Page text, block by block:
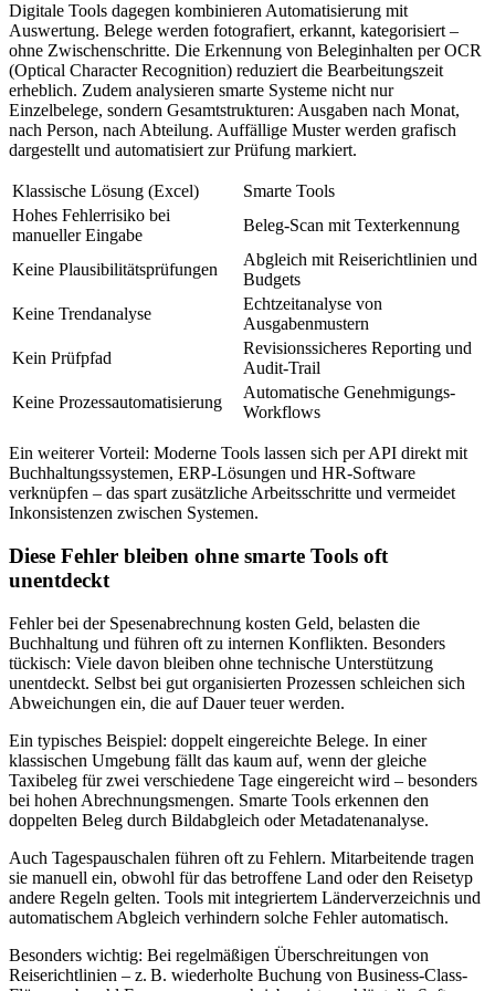
Digitale Tools dagegen kombinieren Automatisierung mit
Auswertung. Belege werden fotografiert, erkannt, kategorisiert –
ohne Zwischenschritte. Die Erkennung von Beleginhalten per OCR
(Optical Character Recognition) reduziert die Bearbeitungszeit
erheblich. Zudem analysieren smarte Systeme nicht nur
Einzelbelege, sondern Gesamtstrukturen: Ausgaben nach Monat,
nach Person, nach Abteilung. Auffällige Muster werden grafisch
dargestellt und automatisiert zur Prüfung markiert.
Klassische Lösung (Excel)
Smarte Tools
Hohes Fehlerrisiko bei
manueller Eingabe
Beleg-Scan mit Texterkennung
Keine Plausibilitätsprüfungen
Abgleich mit Reiserichtlinien und
Budgets
Keine Trendanalyse
Echtzeitanalyse von
Ausgabenmustern
Kein Prüfpfad
Revisionssicheres Reporting und
Audit-Trail
Keine Prozessautomatisierung
Automatische Genehmigungs-
Workflows
Ein weiterer Vorteil: Moderne Tools lassen sich per API direkt mit
Buchhaltungssystemen, ERP-Lösungen und HR-Software
verknüpfen – das spart zusätzliche Arbeitsschritte und vermeidet
Inkonsistenzen zwischen Systemen.
Diese Fehler bleiben ohne smarte Tools oft
unentdeckt
Fehler bei der Spesenabrechnung kosten Geld, belasten die
Buchhaltung und führen oft zu internen Konflikten. Besonders
tückisch: Viele davon bleiben ohne technische Unterstützung
unentdeckt. Selbst bei gut organisierten Prozessen schleichen sich
Abweichungen ein, die auf Dauer teuer werden.
Ein typisches Beispiel: doppelt eingereichte Belege. In einer
klassischen Umgebung fällt das kaum auf, wenn der gleiche
Taxibeleg für zwei verschiedene Tage eingereicht wird – besonders
bei hohen Abrechnungsmengen. Smarte Tools erkennen den
doppelten Beleg durch Bildabgleich oder Metadatenanalyse.
Auch Tagespauschalen führen oft zu Fehlern. Mitarbeitende tragen
sie manuell ein, obwohl für das betroffene Land oder den Reisetyp
andere Regeln gelten. Tools mit integriertem Länderverzeichnis und
automatischem Abgleich verhindern solche Fehler automatisch.
Besonders wichtig: Bei regelmäßigen Überschreitungen von
Reiserichtlinien – z. B. wiederholte Buchung von Business-Class-